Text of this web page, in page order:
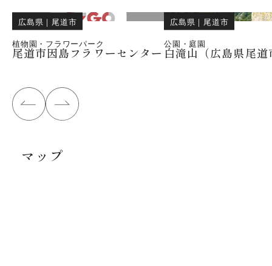
広島県 ｜ 尾道市
植物園・フラワーパーク
尾道市因島フラワーセンター
広島県 ｜ 尾道市
公園・庭園
白滝山（広島県尾道
マップ